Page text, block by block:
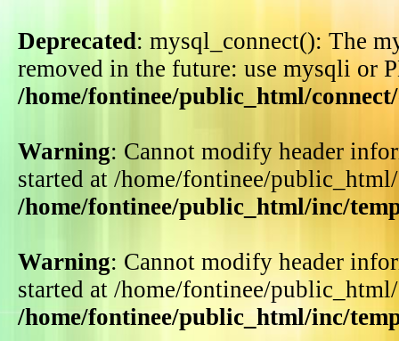
Deprecated: mysql_connect(): The
removed in the future: use mysqli or
/home/fontinee/public_html/
Warning: Cannot modify header
started at /home/fontinee/
/home/fontinee/public_html/inc/
Warning: Cannot modify header
started at /home/fontinee/
/home/fontinee/public_html/inc/